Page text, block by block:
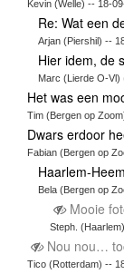
Kevin (Welle) -- 18-
Re: Wat een
Arjan (Piershil) --
Hier idem, de
Marc (Lierde O-Vl)
Het was een
Tim (Bergen op
Dwars erdoor
Fabian (Bergen op
Haarlem-
Bela (Bergen op
Mooie
Steph. (Haarlem)
Nou nou…
Tico (Rotterdam) --